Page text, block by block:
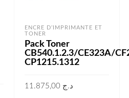
ENCRE D’IMPRIMANTE ET
TONER
Pack Toner
CB540.1.2.3/CE323A/
CP1215.1312
د.ج